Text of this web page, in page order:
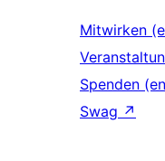
Mitwirken
Spenden
Swag ↗